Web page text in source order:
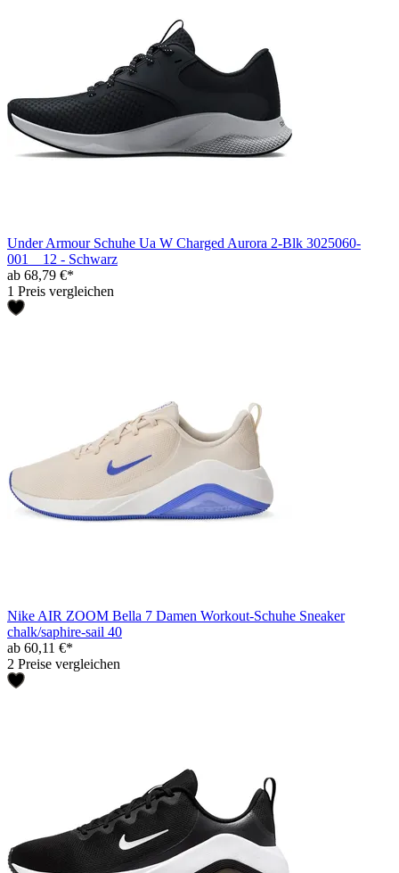
Under Armour Schuhe Ua W Charged Aurora 2-Blk 3025060-
001__12 - Schwarz
ab 68,79 €*
1 Preis vergleichen
Nike AIR ZOOM Bella 7 Damen Workout-Schuhe Sneaker
chalk/saphire-sail 40
ab 60,11 €*
2 Preise vergleichen